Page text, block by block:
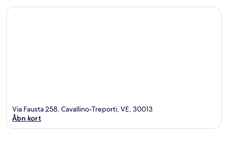
Via Fausta 258, Cavallino-Treporti, VE, 30013
Åbn kort